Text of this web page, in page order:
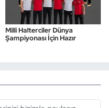
Milli Halterciler Dünya
Şampiyonası İçin Hazır